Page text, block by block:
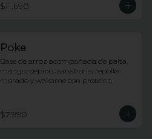
$11.690
Poke
Base de arroz acompañada de palta,
mango, pepino, zanahoria, repollo
morado y wakame con proteina
$7.990